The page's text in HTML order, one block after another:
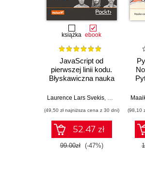
książka ebook
JavaScript od
pierwszej linii kodu.
Błyskawiczna nauka
WWW i aplikacji
Laurence Lars Svekis Maaike van
(49,50 zł najniższa cena z 30 dni)
52.47 zł
99.00zł (-47%)
(98,10